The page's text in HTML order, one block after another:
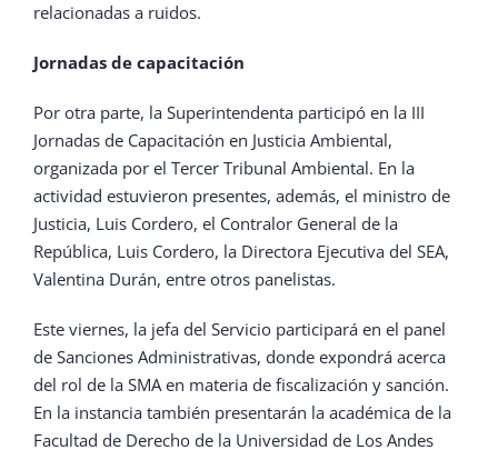
relacionadas a ruidos.
Jornadas de capacitación
Por otra parte, la Superintendenta participó en la III
Jornadas de Capacitación en Justicia Ambiental,
organizada por el Tercer Tribunal Ambiental. En la
actividad estuvieron presentes, además, el ministro de
Justicia, Luis Cordero, el Contralor General de la
República, Luis Cordero, la Directora Ejecutiva del SEA,
Valentina Durán, entre otros panelistas.
Este viernes, la jefa del Servicio participará en el panel
de Sanciones Administrativas, donde expondrá acerca
del rol de la SMA en materia de fiscalización y sanción.
En la instancia también presentarán la académica de la
Facultad de Derecho de la Universidad de Los Andes